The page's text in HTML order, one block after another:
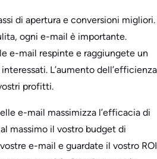
di apertura e conversioni migliori.
ogni e-mail è importante.
e-mail respinte e raggiungete un
L’aumento dell’efficienza
profitti.
e-mail massimizza l’efficacia di
massimo il vostro budget di
e-mail e guardate il vostro ROI